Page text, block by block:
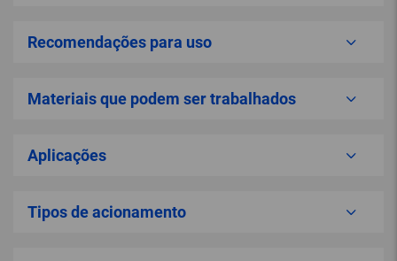
Recomendações para uso
Materiais que podem ser trabalhados
Aplicações
Tipos de acionamento